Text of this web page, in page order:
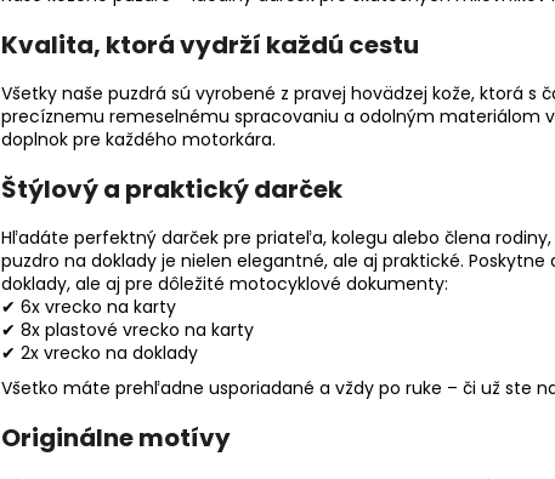
Kvalita, ktorá vydrží každú cestu
Všetky naše puzdrá sú vyrobené z pravej hovädzej kože, ktorá s
precíznemu remeselnému spracovaniu a odolným materiálom
doplnok pre každého motorkára.
Štýlový a praktický darček
Hľadáte perfektný darček pre priateľa, kolegu alebo člena
puzdro na doklady je nielen elegantné, ale aj praktické.
doklady, ale aj pre dôležité motocyklové dokumenty:
✔ 6x vrecko na karty
✔ 8x plastové vrecko na karty
✔ 2x vrecko na doklady
Všetko máte prehľadne usporiadané a vždy po ruke – či už ste
Originálne motívy